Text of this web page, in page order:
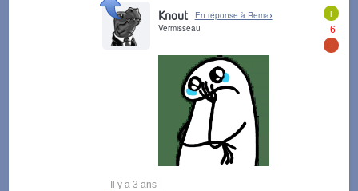
+
-6
-
Knout
En réponse à Remax
Vermisseau
Il y a 3 ans